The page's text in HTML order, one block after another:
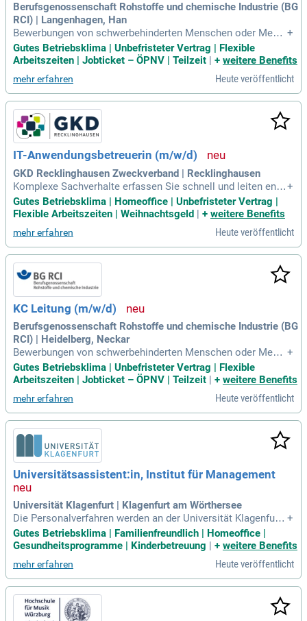
Berufsgenossenschaft Rohstoffe und chemische Industrie (BG
RCI) | Langenhagen, Han
Bewerbungen von schwerbehinderten Menschen oder Mens
chen mit Behinderung, die ihnen gleichgestellt sind, sind bei
gleicher Eignung besonders erwünscht. Wenn Sie noch Frag
+
Gutes Betriebsklima | Unbefristeter Vertrag | Flexible
Arbeitszeiten | Jobticket – ÖPNV | Teilzeit
+ weitere Benefits
mehr erfahren Heute veröffentlicht
IT-Anwendungsbetreuerin (m/w/d)
GKD Recklinghausen Zweckverband | Recklinghausen
Komplexe Sachverhalte erfassen Sie schnell und leiten ents
prechende Handlungsempfehlungen ab. Ihr Vorgehen zeichn
et sich dabei durch eine strukturierte, systematische und pl
+
Gutes Betriebsklima | Homeoffice | Unbefristeter Vertrag |
Flexible Arbeitszeiten | Weihnachtsgeld | + weitere Benefits
mehr erfahren Heute veröffentlicht
KC Leitung (m/w/d)
Berufsgenossenschaft Rohstoffe und chemische Industrie (BG
RCI) | Heidelberg, Neckar
Bewerbungen von schwerbehinderten Menschen oder Mens
chen mit Behinderung, die ihnen gleichgestellt sind, sind bei
gleicher Eignung besonders erwünscht. Wenn Sie noch Frag
+
Gutes Betriebsklima | Unbefristeter Vertrag | Flexible
Arbeitszeiten | Jobticket – ÖPNV | Teilzeit | + weitere Benefits
mehr erfahren Heute veröffentlicht
Universitätsassistent:in, Institut für Management
Universität Klagenfurt | Klagenfurt am Wörthersee
Die Personalverfahren werden an der Universität Klagenfurt
neben der zuständigen ausschreibenden Stelle auch vom Ar
beitskreis für Gleichbehandlungsfragen und ggfs. von der Be
+
Gutes Betriebsklima | Familienfreundlich | Homeoffice |
Gesundheitsprogramme | Kinderbetreuung
+ weitere Benefits
mehr erfahren Heute veröffentlicht